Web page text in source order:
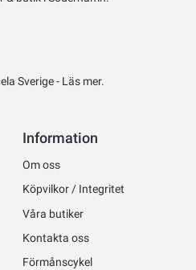
Sverige - Läs mer.
Information
Om oss
Köpvilkor / Integritet
Våra butiker
Kontakta oss
Förmånscykel